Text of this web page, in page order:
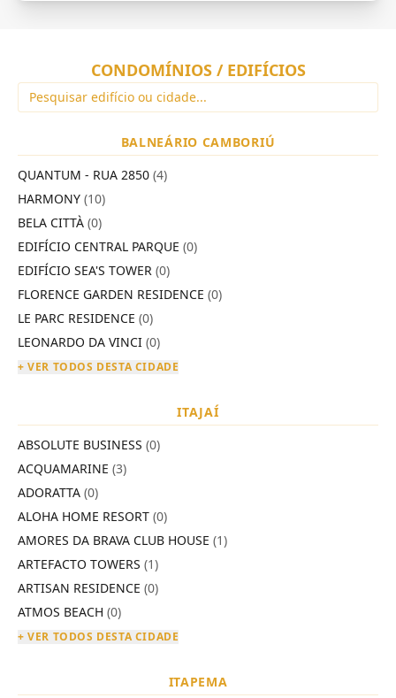
CONDOMÍNIOS / EDIFÍCIOS
BALNEÁRIO CAMBORIÚ
QUANTUM - RUA 2850 (4)
HARMONY (10)
BELA CITTÀ (0)
EDIFÍCIO CENTRAL PARQUE (0)
EDIFÍCIO SEA'S TOWER (0)
FLORENCE GARDEN RESIDENCE (0)
LE PARC RESIDENCE (0)
LEONARDO DA VINCI (0)
+ VER TODOS DESTA CIDADE
ITAJAÍ
ABSOLUTE BUSINESS (0)
ACQUAMARINE (3)
ADORATTA (0)
ALOHA HOME RESORT (0)
AMORES DA BRAVA CLUB HOUSE (1)
ARTEFACTO TOWERS (1)
ARTISAN RESIDENCE (0)
ATMOS BEACH (0)
+ VER TODOS DESTA CIDADE
ITAPEMA